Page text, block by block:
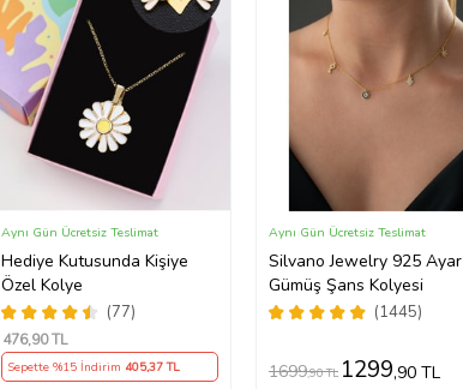
Hediye Kutusunda Kişiye
Özel Kolye
(77)
Aynı Gün Ücretsiz Teslimat
476,90 TL
Sepette %15 İndirim 405,37 TL
Silvano Jewelry 925 Ayar
Gümüş Şans Kolyesi
(1445)
Aynı Gün Ücretsiz Teslimat
1699,90 TL 1299,90 TL